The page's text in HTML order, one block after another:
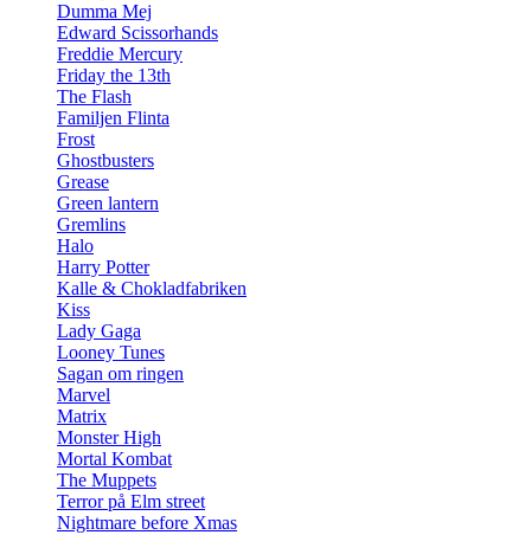
Dumma Mej
Edward Scissorhands
Freddie Mercury
Friday the 13th
The Flash
Familjen Flinta
Frost
Ghostbusters
Grease
Green lantern
Gremlins
Halo
Harry Potter
Kalle & Chokladfabriken
Kiss
Lady Gaga
Looney Tunes
Sagan om ringen
Marvel
Matrix
Monster High
Mortal Kombat
The Muppets
Terror på Elm street
Nightmare before Xmas